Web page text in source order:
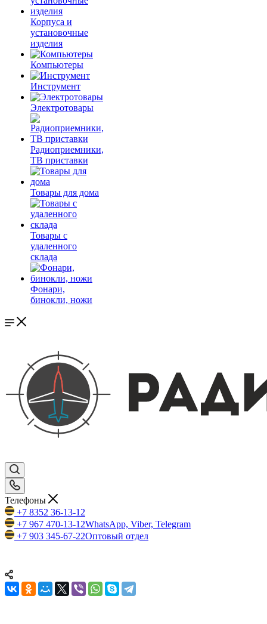
Корпуса и
установочные
изделия
Компьютеры
Инструмент
Электротовары
Радиоприемники,
ТВ приставки
Товары для дома
Товары с
удаленного
склада
Фонари,
бинокли, ножи
Телефоны
+7 8352 36-13-12
+7 967 470-13-12WhatsApp, Viber, Telegram
+7 903 345-67-22Оптовый отдел